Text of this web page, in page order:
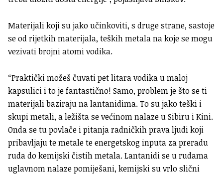
Materijali koji su jako učinkoviti, s druge strane, sastoje
se od rijetkih materijala, teških metala na koje se mogu
vezivati brojni atomi vodika.
“Praktički možeš čuvati pet litara vodika u maloj
kapsulici i to je fantastično! Samo, problem je što se ti
materijali baziraju na lantanidima. To su jako teški i
skupi metali, a ležišta se većinom nalaze u Sibiru i Kini.
Onda se tu povlače i pitanja radničkih prava ljudi koji
pribavljaju te metale te energetskog inputa za preradu
ruda do kemijski čistih metala. Lantanidi se u rudama
uglavnom nalaze pomiješani, kemijski su vrlo slični